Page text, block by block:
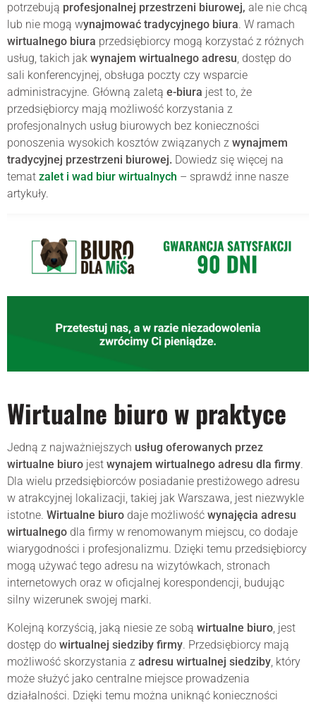
potrzebują profesjonalnej przestrzeni biurowej, ale nie chcą
lub nie mogą wynajmować tradycyjnego biura. W ramach
wirtualnego biura przedsiębiorcy mogą korzystać z różnych
usług, takich jak wynajem wirtualnego adresu, dostęp do
sali konferencyjnej, obsługa poczty czy wsparcie
administracyjne. Główną zaletą e-biura jest to, że
przedsiębiorcy mają możliwość korzystania z
profesjonalnych usług biurowych bez konieczności
ponoszenia wysokich kosztów związanych z wynajmem
tradycyjnej przestrzeni biurowej. Dowiedz się więcej na
temat zalet i wad biur wirtualnych – sprawdź inne nasze
artykuły.
Wirtualne biuro w praktyce
Jedną z najważniejszych usług oferowanych przez
wirtualne biuro jest wynajem wirtualnego adresu dla firmy.
Dla wielu przedsiębiorców posiadanie prestiżowego adresu
w atrakcyjnej lokalizacji, takiej jak Warszawa, jest niezwykle
istotne. Wirtualne biuro daje możliwość wynajęcia adresu
wirtualnego dla firmy w renomowanym miejscu, co dodaje
wiarygodności i profesjonalizmu. Dzięki temu przedsiębiorcy
mogą używać tego adresu na wizytówkach, stronach
internetowych oraz w oficjalnej korespondencji, budując
silny wizerunek swojej marki.
Kolejną korzyścią, jaką niesie ze sobą wirtualne biuro, jest
dostęp do wirtualnej siedziby firmy. Przedsiębiorcy mają
możliwość skorzystania z adresu wirtualnej siedziby, który
może służyć jako centralne miejsce prowadzenia
działalności. Dzięki temu można uniknąć konieczności